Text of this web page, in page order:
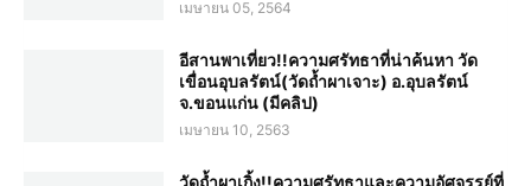
เมษายน 05, 2564
อีสานพาเที่ยว!!ความศรัทธาที่น่าค้นหา วัด
เขื่อนอุบลรัตน์(วัดถ้ำผาเจาะ) อ.อุบลรัตน์
จ.ขอนแก่น (มีคลิป)
เมษายน 10, 2563